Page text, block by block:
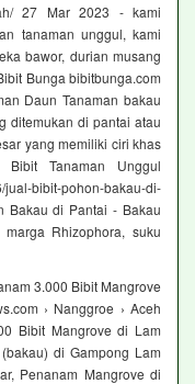
27 Mar 2023 - kami
tanaman unggul, kami
bawor, durian musang
Bunga bibitbunga.com
Daun Tanaman bakau
ditemukan di pantai atau
yang memiliki ciri khas
Tanaman Unggul
bibit-pohon-bakau-di-
Bakau di Pantai - Bakau
Rhizophora, suku
3.000 Bibit Mangrove
› Nanggroe › Aceh
Bibit Mangrove di Lam
di Gampong Lam
Penanam Mangrove di